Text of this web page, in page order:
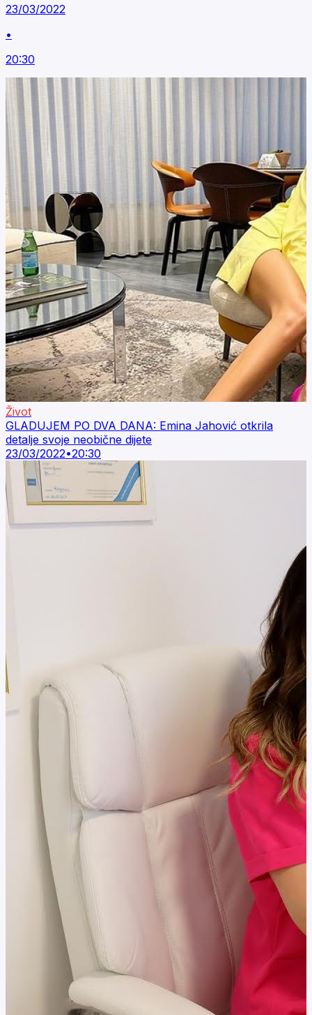
23/03/2022
•
20:30
Život
GLADUJEM PO DVA DANA: Emina Jahović otkrila
detalje svoje neobične dijete
23/03/2022•20:30